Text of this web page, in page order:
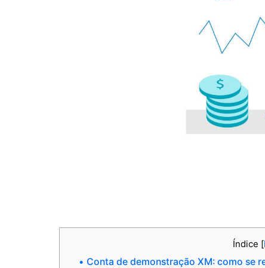
Índice [
Conta de demonstração XM: como se